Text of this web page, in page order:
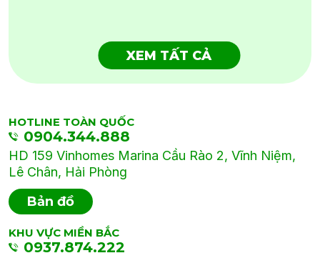
XEM TẤT CẢ
HOTLINE TOÀN QUỐC
0904.344.888
HD 159 Vinhomes Marina Cầu Rào 2, Vĩnh Niệm,
Lê Chân, Hải Phòng
Bản đồ
KHU VỰC MIỀN BẮC
0937.874.222